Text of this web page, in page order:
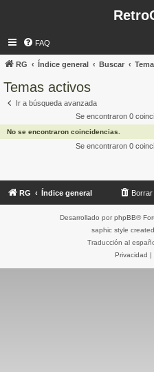
FAQ
RG Índice general Buscar
Temas activos
Ir a búsqueda avanzada
Se encontraron 0
No se encontraron coincidencias.
Se encontraron 0
RG Índice general
Desarrollado por phpBB®
saphic style
Traducción al
Privacidad |